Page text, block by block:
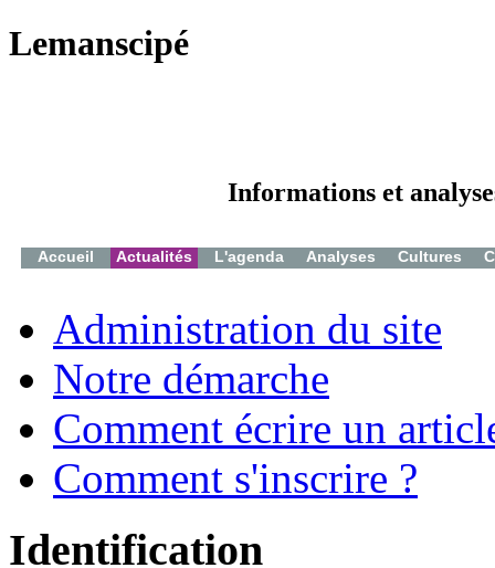
Lemanscipé
Informations et
Accueil Actualités L'agenda Analyses Cultures
Administration du site
Notre démarche
Comment écrire un
Comment s'inscrire ?
Identification